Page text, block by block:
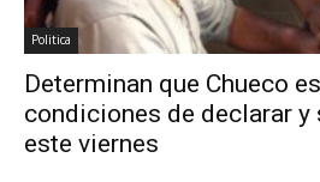
Politica
Determinan que Chueco
condiciones de declarar y
este viernes